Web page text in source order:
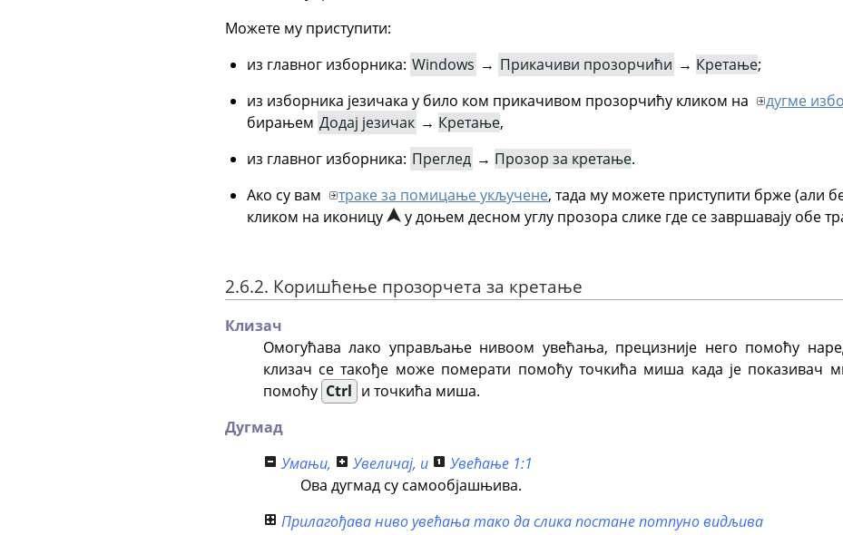
Можете му приступити:
из главног изборника: Windows → Прикачиви прозорчићи → Кретање;
из изборника језичака у било ком прикачивом прозорчићу кликом на
дугме
бирањем Додај језичак → Кретање,
из главног изборника: Преглед → Прозор за кретање.
Ако су вам
траке за помицање укључене, тада му можете приступити брже (али
кликом на иконицу
у доњем десном углу прозора слике где се завршавају обе
2.6.2. Коришћење прозорчета за кретање
Клизач
Омогућава лако управљање нивоом увећања, прецизније него помоћу
клизач се такође може померати помоћу точкића миша када је показивач
помоћу Ctrl и точкића миша.
Дугмад
Умањи, Увеличај, и
Увећање 1:1
Ова дугмад су самообјашњива.
Прилагођава ниво увећања тако да слика постане потпуно видљива